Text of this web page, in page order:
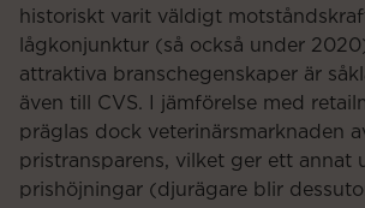
historiskt varit väldigt
lågkonjunktur (så också under
attraktiva branschegenskaper är
även till CVS. I jämförelse med
präglas dock veterinärsmarknaden
pristransparens, vilket ger ett annat
prishöjningar (djurägare blir